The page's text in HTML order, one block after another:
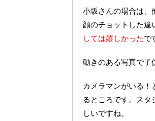
小坂さんの場合は、
顔のチョットした違
しては嬉しかったで
動きのある写真で子
カメラマンがいる
るところです。ス
しいですね。